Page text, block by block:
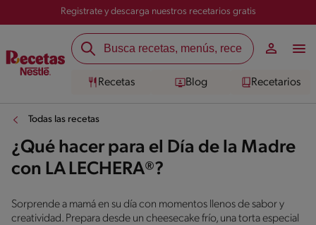
Registrate y descarga nuestros recetarios gratis
Recetas Blog Recetarios
Todas las recetas
¿Qué hacer para el Día de la Madre
con LA LECHERA®?
Sorprende a mamá en su día con momentos llenos de sabor y
creatividad. Prepara desde un cheesecake frío, una torta especial